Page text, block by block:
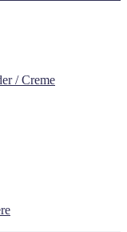
/ Creme